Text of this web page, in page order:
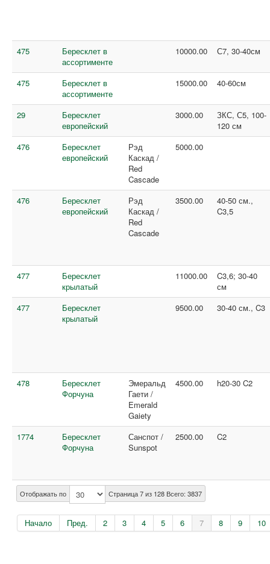
Отображать по Страница 7 из 128 Всего: 3837
Начало Пред. 2 3 4 5 6 7 8 9 10
475
Бересклет в
ассортименте
10000.00 С7, 30-40см
475
Бересклет в
ассортименте
15000.00 40-60см
29
Бересклет
европейский
3000.00
ЗКС, С5, 100-
120 см
476
Бересклет
европейский
Рэд
Каскад /
Red
Cascade
5000.00
476
Бересклет
европейский
Рэд
Каскад /
Red
Cascade
3500.00
40-50 см.,
C3,5
477
Бересклет
крылатый
11000.00
C3,6; 30-40
см
477
Бересклет
крылатый
9500.00 30-40 см., C3
478
Бересклет
Форчуна
Эмеральд
Гаети /
Emerald
Gaiety
4500.00 h20-30 C2
1774
Бересклет
Форчуна
Санспот /
Sunspot
2500.00 C2